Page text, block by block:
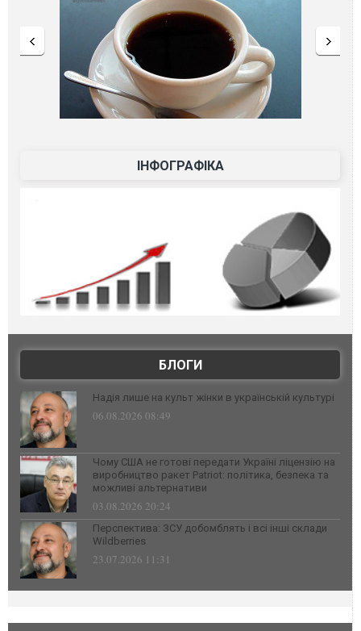
ІНФОГРАФІКА
БЛОГИ
Надія лише на культ жінки в українській культурі
06.08.2026 08:49
Чому США не готові передати Україні ліцензію на
виробництво ракет Patriot: політика, безпека та
можливі альтернативи
03.08.2026 20:24
Перспектива: ЗСУ добомблять і всі інші склади
Wildberries
23.07.2026 11:31